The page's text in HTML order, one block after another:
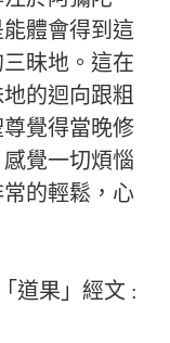
體會得到這
昧地。這在
的迴向跟粗
覺得當晚修
覺一切煩惱
的輕鬆，心
道果」經文 :